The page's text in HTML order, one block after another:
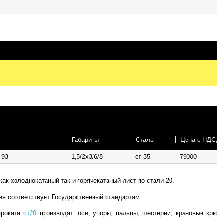
Габариты Сталь Цена c
93 1,5/2х3/6/8 ст 35 79000
холоднокатаный так и горячекатаный лист по стали 20.
соответствует Государственный стандартам.
ст20 производят: оси, упоры, пальцы, шестерни, крановые